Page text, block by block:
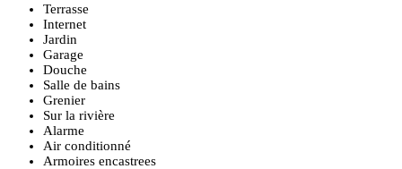
Terrasse
Internet
Jardin
Garage
Douche
Salle de bains
Grenier
Sur la rivière
Alarme
Air conditionné
Armoires encastrees